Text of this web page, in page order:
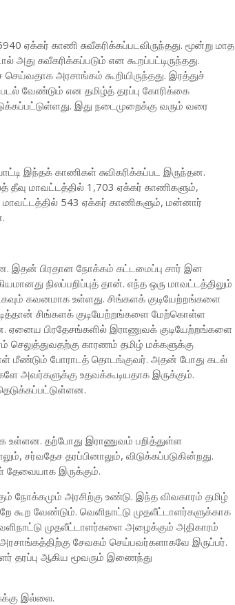
ஏக்கர் காணி சுவீகரிக்கப்படவிருந்தது. மூன்று மாத
சுவீகரிக்கப்படும் என கூறப்பட்டிருந்தது.
அரசாங்கம் கூறியிருந்தது. இரத்துச்
வேண்டும் என தமிழ்த் தரப்பு கோரிக்கை
இது நடைமுறைக்கு வரும் வரை
இந்தக் காணிகள் சுவிகரிக்கப்பட இருந்தன.
மாவட்டத்தில் 1,703 ஏக்கர் காணிகளும்,
543 ஏக்கர் காணிகளும், மன்னார்
இதன் பிரதான நோக்கம் கட்டமைப்பு சார் இன
நிலப்பறிப்புத் தான். எந்த ஒரு மாவட்டத்திலும்
கவனமாக உள்ளது. சிங்களக் குடியேற்றங்களை
சிங்களக் குடியேற்றங்களை மேற்கொள்ள
ஏனைய பிரதேசங்களில் இராணுவக் குடியேற்றங்களை
காரணம் தமிழ் மக்களுக்கு
மீண்டும் போராடத் தொடங்குவர். அதன் போது கடல்
அவர்களுக்கு உதவக்கூடியதாக இருக்கும்.
தற்போது இராணுவம் பறித்துள்ள
சர்வதேச தரப்பினாலும், விடுக்கப்படுகின்றது.
தேவையாக இருக்கும்.
நோக்கமும் அரசிற்கு உண்டு. இந்த விவகாரம் தமிழ்
கூற வேண்டும். வெளிநாட்டு முதலீட்டாளர்களுக்காக
முதலீட்டாளர்களை அழைக்கும் அதிகாரம்
சேவகம் செய்பவர்களாகவே இருப்பர்.
தரப்பு ஆகிய மூவரும் இணைந்து
இல்லை.